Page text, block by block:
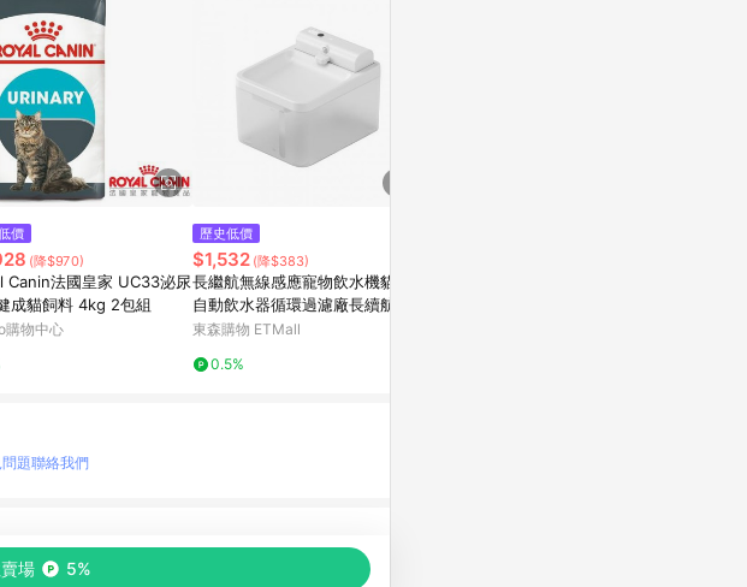
價
(降$970)
Canin法國皇家 UC33泌尿
成貓飼料 4kg 2包組
購物中心
歷史低價
$1,532 (降$383)
長繼航無線感應寵物飲水機貓咪
自動飲水器循環過濾廠長續航
東森購物 ETMall
0.5%
場 5%
題聯絡我們
格做合作網路商家的延伸商品推薦，商品資料更新會有
合作廠商網頁為準。